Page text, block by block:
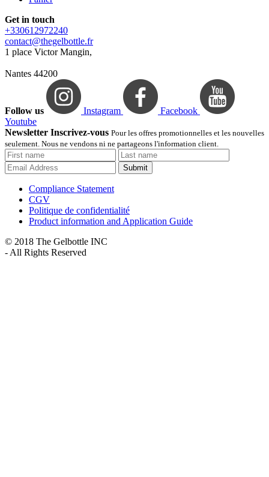
Get in touch
+330612972240
contact@thegelbottle.fr
1 place Victor Mangin,
Nantes 44200
Follow us Instagram
Facebook
Youtube
Newsletter Inscrivez-vous Pour les offres promotionnelles et les nouvelles
seulement. Nous ne vendons ni ne partageons l'information client.
Submit
Compliance Statement
CGV
Politique de confidentialité
Product information and Application Guide
© 2018 The Gelbottle INC
- All Rights Reserved